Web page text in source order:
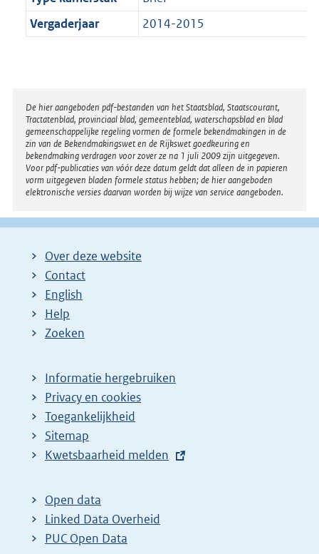
Vergaderjaar
2014-2015
Disclaimer
De hier aangeboden pdf-bestanden van het Staatsblad, Staatscourant,
Tractatenblad, provinciaal blad, gemeenteblad, waterschapsblad en blad
gemeenschappelijke regeling vormen de formele bekendmakingen in de
zin van de Bekendmakingswet en de Rijkswet goedkeuring en
bekendmaking verdragen voor zover ze na 1 juli 2009 zijn uitgegeven.
Voor pdf-publicaties van vóór deze datum geldt dat alleen de in papieren
vorm uitgegeven bladen formele status hebben; de hier aangeboden
elektronische versies daarvan worden bij wijze van service aangeboden.
Over deze website
Contact
English
Help
Zoeken
Informatie hergebruiken
Privacy en cookies
Toegankelijkheid
Sitemap
E
t
e
r
Kwetsbaarheid melden
Open data
Linked Data Overheid
PUC Open Data